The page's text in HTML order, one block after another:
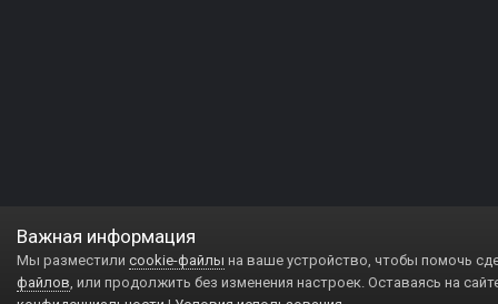
Важная информация
Мы разместили cookie-файлы на ваше устройство, чтобы помочь
файлов, или продолжить без изменения настроек. Оставаясь на